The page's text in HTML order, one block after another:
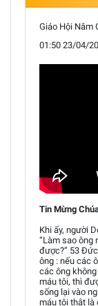
Giáo Hội Năm
01:50 23/04/
Tin Mừng
Khi ấy, người
“Làm sao ông
được?” 53
ông : nếu các
các ông
máu tôi, thì
sống lại vào
máu tôi thật là